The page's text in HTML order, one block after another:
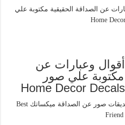
وعبارات عن
مكتوبة علي صور